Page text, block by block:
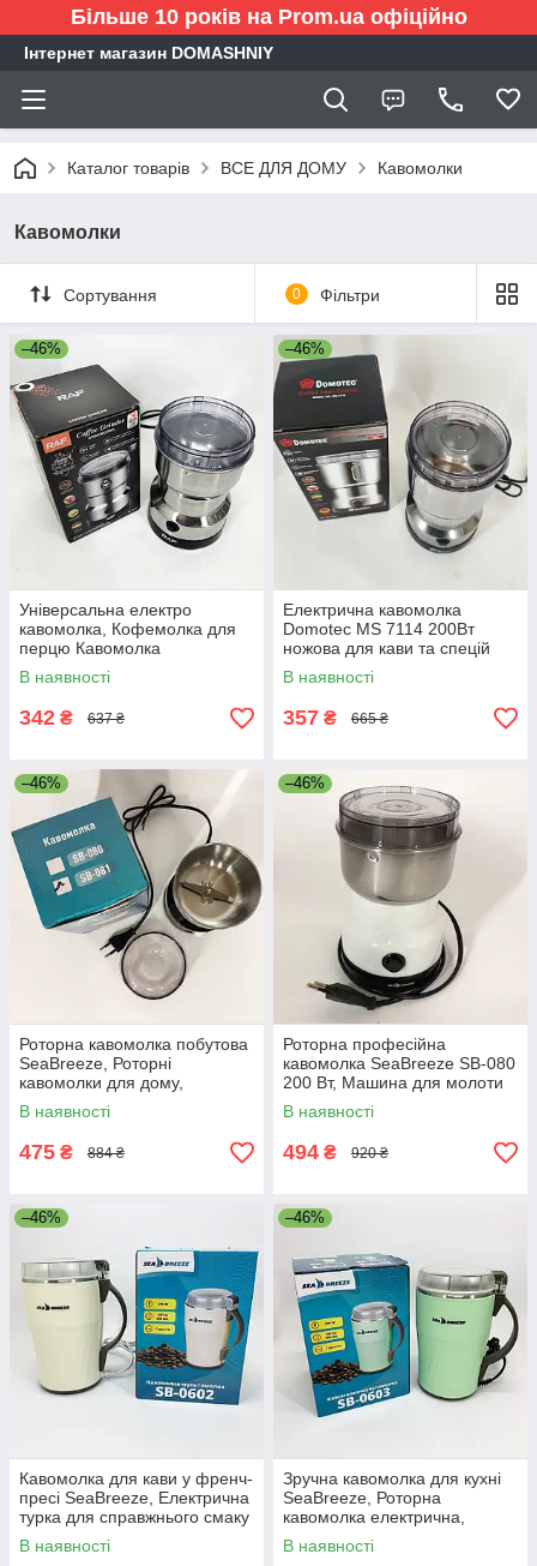
Більше 10 років на Prom.ua офіційно
Інтернет магазин DOMASHNIY
Каталог товарів ВСЕ ДЛЯ ДОМУ Кавомолки
Кавомолки
Сортування 0 Фільтри
–46%
Універсальна електро
кавомолка, Кофемолка для
перцю Кавомолка
подрібнювач спецій,
Подрібнювач кави BG-54
В наявності
342 ₴ 637 ₴
–46%
Електрична кавомолка
Domotec MS 7114 200Вт
ножова для кави та спецій
PA-39
В наявності
357 ₴ 665 ₴
–46%
Роторна кавомолка побутова
SeaBreeze, Роторні
кавомолки для дому,
Універсальна побутова
кавомолка YI-76
В наявності
475 ₴ 884 ₴
–46%
Роторна професійна
кавомолка SeaBreeze SB-080
200 Вт, Машина для молоти
каву, Кавомолка для перцю
OX-51
В наявності
494 ₴ 920 ₴
–46%
Кавомолка для кави у френч-
пресі SeaBreeze, Електрична
турка для справжнього смаку
кави PV-41
В наявності
–46%
Зручна кавомолка для кухні
SeaBreeze, Роторна
кавомолка електрична,
Потужна кавомолка-
подрібнювач RH-84
В наявності